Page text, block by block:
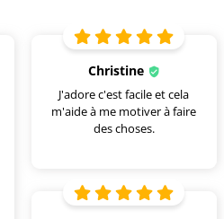
Christine
J'adore c'est facile et cela
m'aide à me motiver à faire
des choses.